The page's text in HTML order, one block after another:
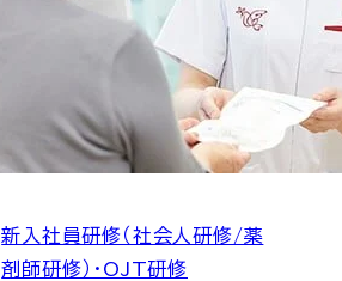
新入社員研修（社会人研修/薬
剤師研修）・OJT研修